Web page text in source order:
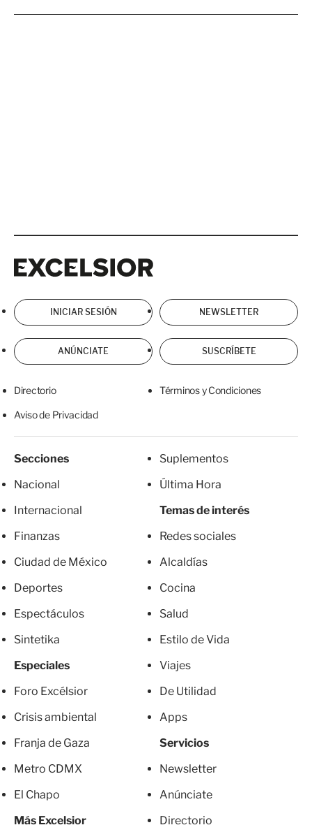
INICIAR SESIÓN NEWSLETTER
ANÚNCIATE SUSCRÍBETE
Directorio Términos y Condiciones
Aviso de Privacidad
Secciones
Nacional
Internacional
Finanzas
Ciudad de México
Deportes
Espectáculos
Sintetika
Especiales
Foro Excélsior
Crisis ambiental
Franja de Gaza
Metro CDMX
El Chapo
Más Excelsior
Suplementos
Última Hora
Temas de interés
Redes sociales
Alcaldías
Cocina
Salud
Estilo de Vida
Viajes
De Utilidad
Apps
Servicios
Newsletter
Anúnciate
Directorio